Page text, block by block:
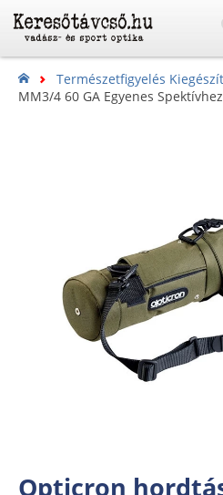
Természetfigyelés
MM3/4 60 GA Egyenes
Opticron